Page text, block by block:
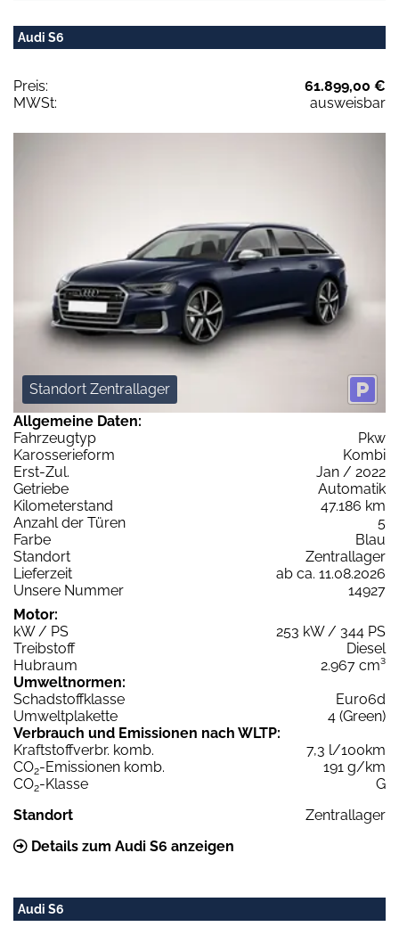
Audi S6
Preis:
61.899,00 €
MWSt:
ausweisbar
Standort Zentrallager
Allgemeine Daten:
Fahrzeugtyp
Pkw
Karosserieform
Kombi
Erst-Zul.
Jan / 2022
Getriebe
Automatik
Kilometerstand
47.186 km
Anzahl der Türen
5
Farbe
Blau
Standort
Zentrallager
Lieferzeit
ab ca. 11.08.2026
Unsere Nummer
14927
Motor:
kW / PS
253 kW / 344 PS
Treibstoff
Diesel
Hubraum
2.967 cm³
Umweltnormen:
Schadstoffklasse
Euro6d
Umweltplakette
4 (Green)
Verbrauch und Emissionen nach WLTP:
Kraftstoffverbr. komb.
7,3 l/100km
CO2-Emissionen komb.
191 g/km
CO2-Klasse
G
Standort
Zentrallager
Details zum Audi S6 anzeigen
Audi S6